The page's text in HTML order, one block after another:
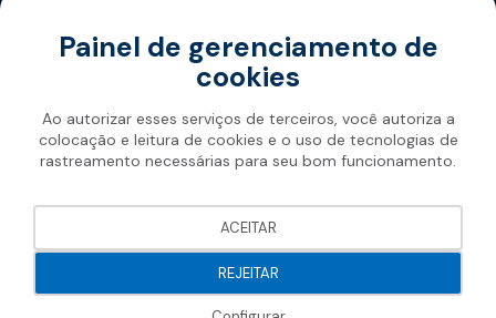
Soprema 2026
Painel de gerenciamento de
cookies
Ao autorizar esses serviços de terceiros, você autoriza a
colocação e leitura de cookies e o uso de tecnologias de
rastreamento necessárias para seu bom funcionamento.
REJEITAR
ACEITAR